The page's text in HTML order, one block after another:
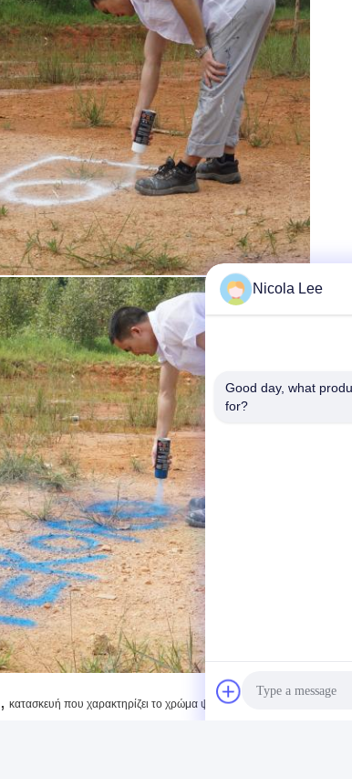
, κατασκευή που χαρακτηρίζει το χρώμα ψεκασμού
Nicola Lee
Good day, what
for?